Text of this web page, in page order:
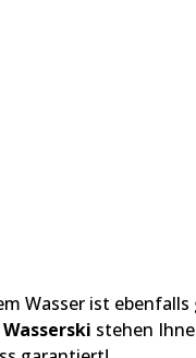
Wasser ist
Wasserski stehen